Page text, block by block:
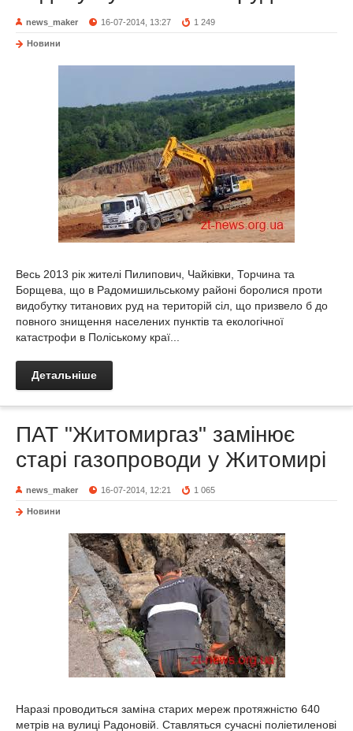
news_maker 16-07-2014, 13:27 1 249
Новини
Весь 2013 рік жителі Пилипович, Чайківки, Торчина та
Борщева, що в Радомишильському районі боролися проти
видобутку титанових руд на територій сіл, що призвело б до
повного знищення населених пунктів та екологічної
катастрофи в Поліському краї...
Детальніше
ПАТ "Житомиргаз" замінює
старі газопроводи у Житомирі
news_maker 16-07-2014, 12:21 1 065
Новини
Наразі проводиться заміна старих мереж протяжністю 640
метрів на вулиці Радоновій. Ставляться сучасні поліетиленові